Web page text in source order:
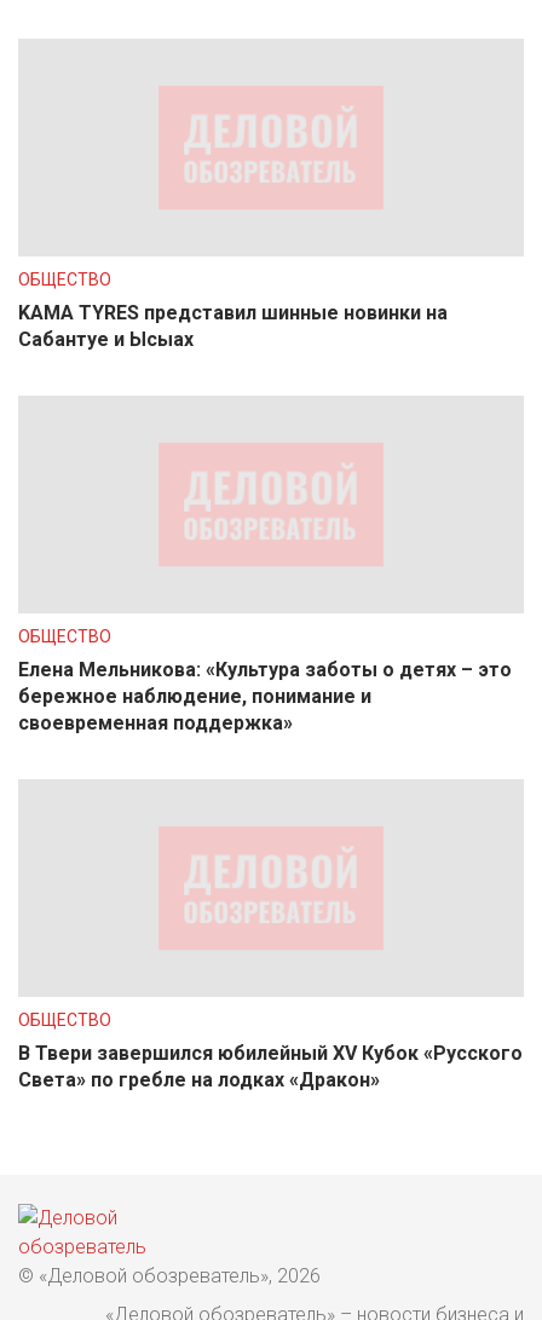
ОБЩЕСТВО
KAMA TYRES представил шинные новинки на
Сабантуе и Ысыах
ОБЩЕСТВО
Елена Мельникова: «Культура заботы о детях – это
бережное наблюдение, понимание и
своевременная поддержка»
ОБЩЕСТВО
В Твери завершился юбилейный XV Кубок «Русского
Света» по гребле на лодках «Дракон»
© «Деловой обозреватель», 2026
«Деловой обозреватель» – новости бизнеса и